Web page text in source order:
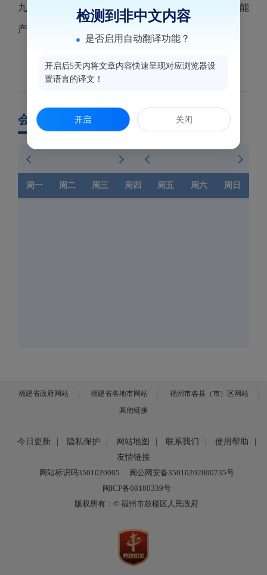
九届数字中国建设峰会鼓楼区筹备工作、福山具身智能
产业服务中心项目等事宜。
会议日历
周一 周二 周三 周四 周五 周六 周日
福建省政府网站 福建省各地市网站
福州市各县（市）区网站
其他链接
今日更新 隐私保护 网站地图 联系我们 使用帮助
友情链接
网站标识码3501020005
闽公网安备35010202000735号
闽ICP备08100339号
版权所有：© 福州市鼓楼区人民政府
检测到非中文内容
是否启用自动翻译功能？
开启后5天内将文章内容快速呈现对应浏览器设
置语言的译文！
开启 关闭